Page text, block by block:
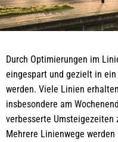
Durch Optimierungen im
eingespart und gezielt in
werden. Viele Linien
insbesondere am
verbesserte Umsteigezeiten
Mehrere Linienwege